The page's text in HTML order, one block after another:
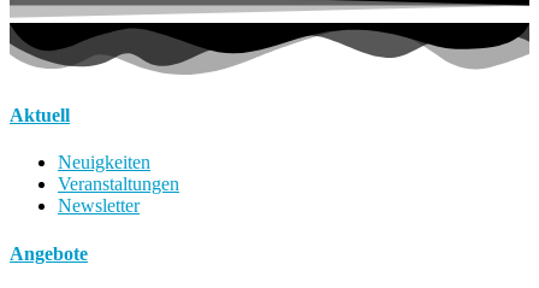
Aktuell
Neuigkeiten
Veranstaltungen
Newsletter
Angebote